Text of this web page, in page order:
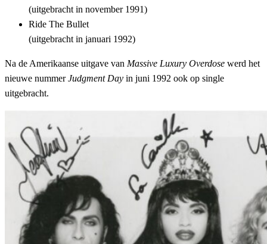
(uitgebracht in november 1991)
Ride The Bullet
(uitgebracht in januari 1992)
Na de Amerikaanse uitgave van Massive Luxury Overdose werd het
nieuwe nummerJudgment Day in juni 1992 ook op single
uitgebracht.